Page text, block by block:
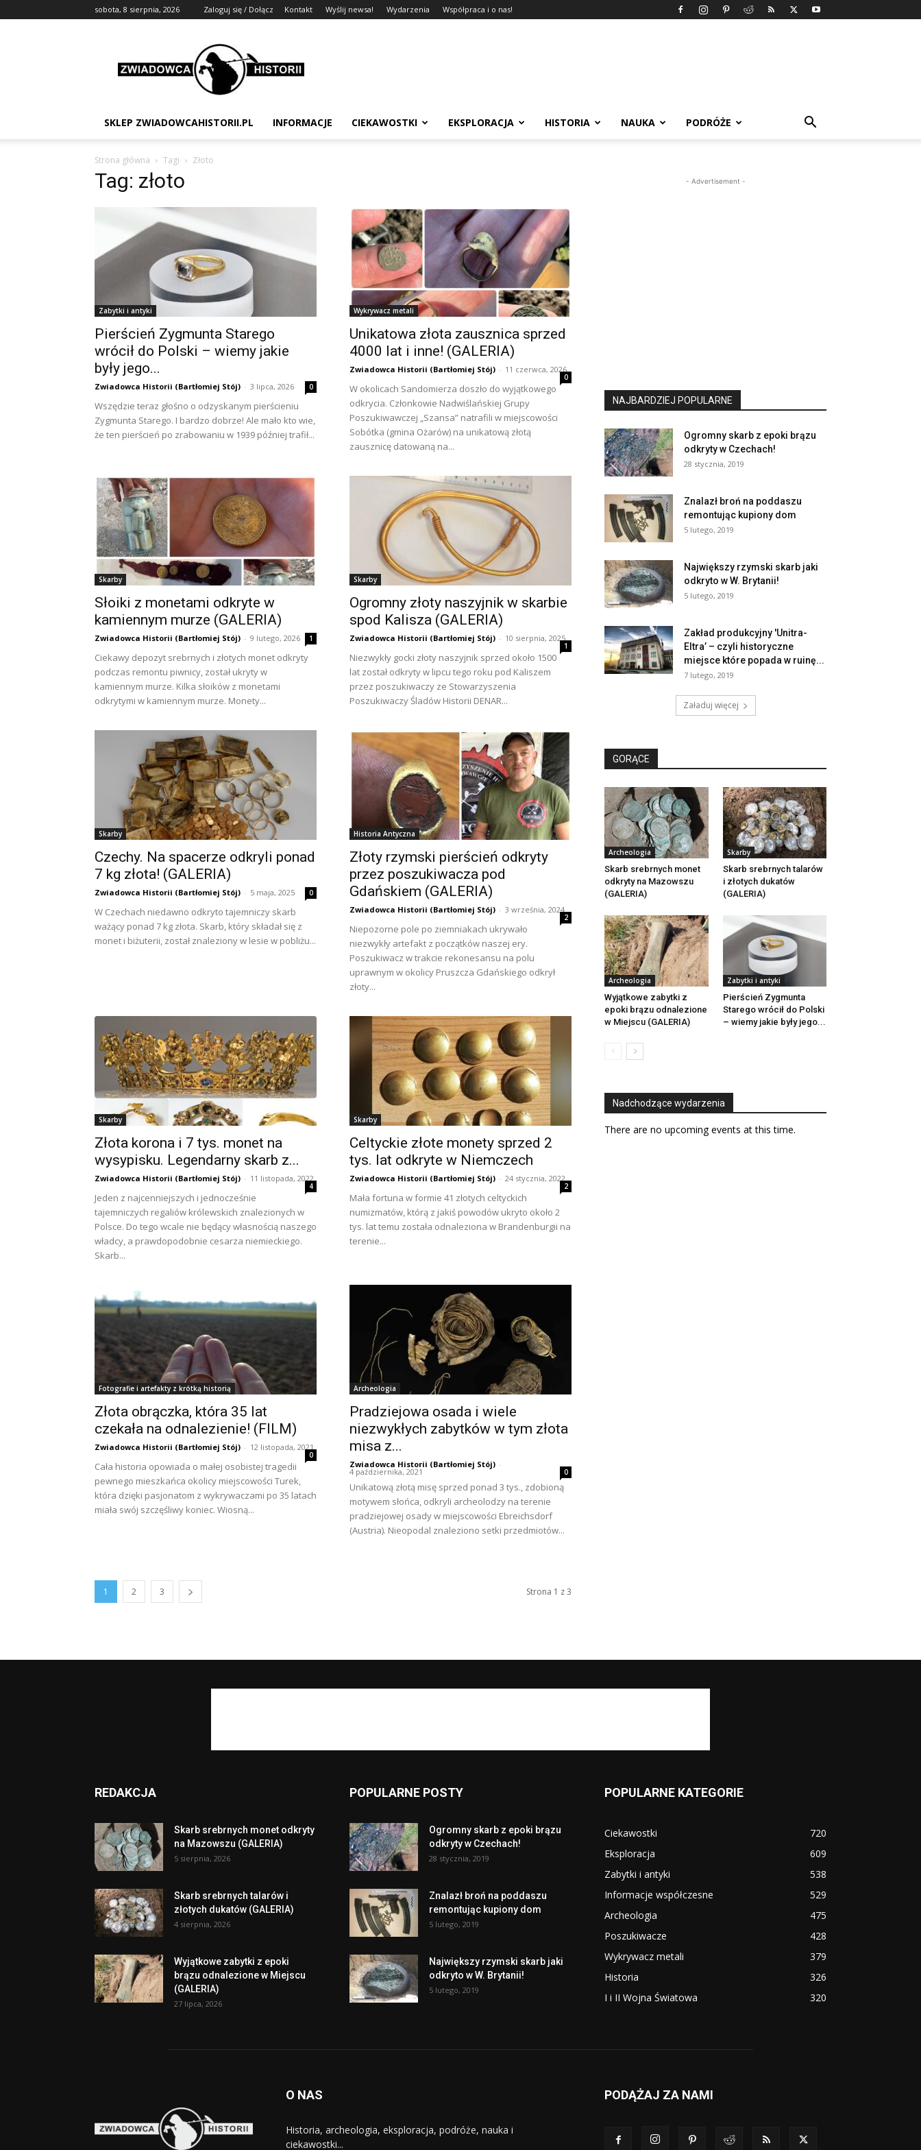
sobota, 8 sierpnia, 2026 Zaloguj się / Dołącz Kontakt Wyślij newsa! Wydarzenia Współpraca i o nas!
Zwiadowca
Historii
SKLEP ZWIADOWCAHISTORII.PL INFORMACJE CIEKAWOSTKI EKSPLORACJA HISTORIA NAUKA PODRÓŻE
Strona główna Tagi Złoto
Tag: złoto
Zabytki i antyki
Pierścień Zygmunta Starego
wrócił do Polski – wiemy jakie
były jego...
Zwiadowca Historii (Bartłomiej Stój) - 3 lipca, 2026 0
Wszędzie teraz głośno o odzyskanym pierścieniu
Zygmunta Starego. I bardzo dobrze! Ale mało kto wie,
że ten pierścień po zrabowaniu w 1939 później trafił...
Wykrywacz metali
Unikatowa złota zausznica sprzed
4000 lat i inne! (GALERIA)
Zwiadowca Historii (Bartłomiej Stój) - 11 czerwca, 2026
0
W okolicach Sandomierza doszło do wyjątkowego
odkrycia. Członkowie Nadwiślańskiej Grupy
Poszukiwawczej „Szansa” natrafili w miejscowości
Sobótka (gmina Ożarów) na unikatową złotą
zausznicę datowaną na...
Skarby
Słoiki z monetami odkryte w
kamiennym murze (GALERIA)
Zwiadowca Historii (Bartłomiej Stój) - 9 lutego, 2026 1
Ciekawy depozyt srebrnych i złotych monet odkryty
podczas remontu piwnicy, został ukryty w
kamiennym murze. Kilka słoików z monetami
odkrytymi w kamiennym murze. Monety...
Skarby
Ogromny złoty naszyjnik w skarbie
spod Kalisza (GALERIA)
Zwiadowca Historii (Bartłomiej Stój) - 10 sierpnia, 2025
1
Niezwykły gocki złoty naszyjnik sprzed około 1500
lat został odkryty w lipcu tego roku pod Kaliszem
przez poszukiwaczy ze Stowarzyszenia
Poszukiwaczy Śladów Historii DENAR...
Skarby
Czechy. Na spacerze odkryli ponad
7 kg złota! (GALERIA)
Zwiadowca Historii (Bartłomiej Stój) - 5 maja, 2025 0
W Czechach niedawno odkryto tajemniczy skarb
ważący ponad 7 kg złota. Skarb, który składał się z
monet i biżuterii, został znaleziony w lesie w pobliżu...
Historia Antyczna
Złoty rzymski pierścień odkryty
przez poszukiwacza pod
Gdańskiem (GALERIA)
Zwiadowca Historii (Bartłomiej Stój) - 3 września, 2024
2
Niepozorne pole po ziemniakach ukrywało
niezwykły artefakt z początków naszej ery.
Poszukiwacz w trakcie rekonesansu na polu
uprawnym w okolicy Pruszcza Gdańskiego odkrył
złoty...
Skarby
Złota korona i 7 tys. monet na
wysypisku. Legendarny skarb z...
Zwiadowca Historii (Bartłomiej Stój) - 11 listopada, 2022
4
Jeden z najcenniejszych i jednocześnie
tajemniczych regaliów królewskich znalezionych w
Polsce. Do tego wcale nie będący własnością naszego
władcy, a prawdopodobnie cesarza niemieckiego.
Skarb...
Skarby
Celtyckie złote monety sprzed 2
tys. lat odkryte w Niemczech
Zwiadowca Historii (Bartłomiej Stój) - 24 stycznia, 2022
2
Mała fortuna w formie 41 złotych celtyckich
numizmatów, którą z jakiś powodów ukryto około 2
tys. lat temu została odnaleziona w Brandenburgii na
terenie...
Fotografie i artefakty z krótką historią
Złota obrączka, która 35 lat
czekała na odnalezienie! (FILM)
Zwiadowca Historii (Bartłomiej Stój) - 12 listopada, 2021
0
Cała historia opowiada o małej osobistej tragedii
pewnego mieszkańca okolicy miejscowości Turek,
która dzięki pasjonatom z wykrywaczami po 35 latach
miała swój szczęśliwy koniec. Wiosną...
Archeologia
Pradziejowa osada i wiele
niezwykłych zabytków w tym złota
misa z...
Zwiadowca Historii (Bartłomiej Stój) -
4 października, 2021 0
Unikatową złotą misę sprzed ponad 3 tys., zdobioną
motywem słońca, odkryli archeolodzy na terenie
pradziejowej osady w miejscowości Ebreichsdorf
(Austria). Nieopodal znaleziono setki przedmiotów...
1 2 3 Strona 1 z 3
- Advertisement -
NAJBARDZIEJ POPULARNE
Ogromny skarb z epoki brązu
odkryty w Czechach!
28 stycznia, 2019
Znalazł broń na poddaszu
remontując kupiony dom
5 lutego, 2019
Największy rzymski skarb jaki
odkryto w W. Brytanii!
5 lutego, 2019
Zakład produkcyjny 'Unitra-
Eltra’ – czyli historyczne
miejsce które popada w ruinę...
7 lutego, 2019
Załaduj więcej
GORĄCE
Archeologia
Skarb srebrnych monet
odkryty na Mazowszu
(GALERIA)
Skarby
Skarb srebrnych talarów
i złotych dukatów
(GALERIA)
Archeologia
Wyjątkowe zabytki z
epoki brązu odnalezione
w Miejscu (GALERIA)
Zabytki i antyki
Pierścień Zygmunta
Starego wrócił do Polski
– wiemy jakie były jego...
Nadchodzące wydarzenia
There are no upcoming events at this time.
REDAKCJA
Skarb srebrnych monet odkryty
na Mazowszu (GALERIA)
5 sierpnia, 2026
Skarb srebrnych talarów i
złotych dukatów (GALERIA)
4 sierpnia, 2026
Wyjątkowe zabytki z epoki
brązu odnalezione w Miejscu
(GALERIA)
27 lipca, 2026
POPULARNE POSTY
Ogromny skarb z epoki brązu
odkryty w Czechach!
28 stycznia, 2019
Znalazł broń na poddaszu
remontując kupiony dom
5 lutego, 2019
Największy rzymski skarb jaki
odkryto w W. Brytanii!
5 lutego, 2019
POPULARNE KATEGORIE
Ciekawostki
720
Eksploracja
609
Zabytki i antyki
538
Informacje współczesne
529
Archeologia
475
Poszukiwacze
428
Wykrywacz metali
379
Historia
326
I i II Wojna Światowa
320
O NAS
Historia, archeologia, eksploracja, podróże, nauka i
ciekawostki...
PODĄŻAJ ZA NAMI